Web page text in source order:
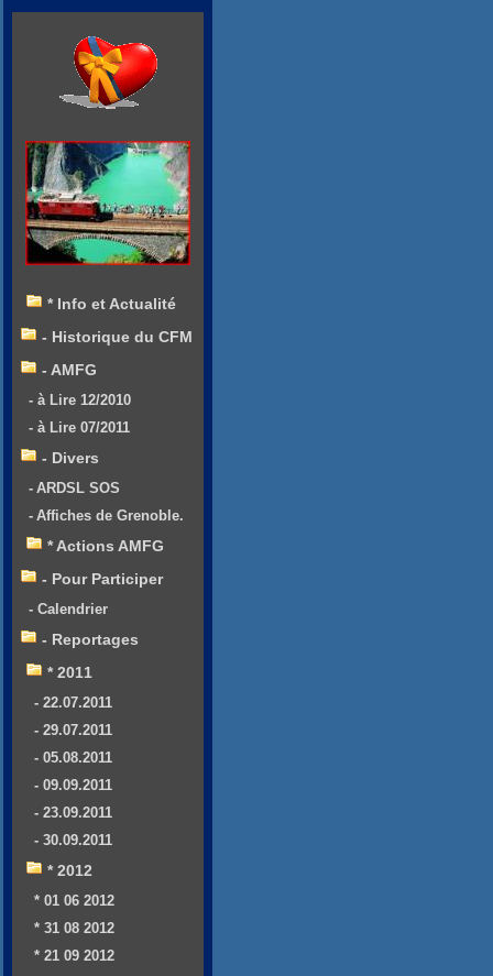
* Info et Actualité
- Historique du CFM
- AMFG
- à Lire 12/2010
- à Lire 07/2011
- Divers
- ARDSL SOS
- Affiches de Grenoble.
* Actions AMFG
- Pour Participer
- Calendrier
- Reportages
* 2011
- 22.07.2011
- 29.07.2011
- 05.08.2011
- 09.09.2011
- 23.09.2011
- 30.09.2011
* 2012
* 01 06 2012
* 31 08 2012
* 21 09 2012